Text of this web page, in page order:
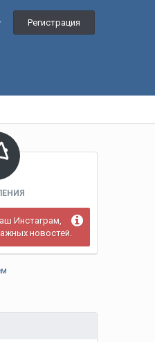
Регистрация
Инстаграм,
новостей.